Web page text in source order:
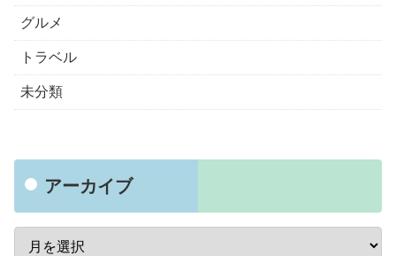
グルメ
トラベル
未分類
アーカイブ